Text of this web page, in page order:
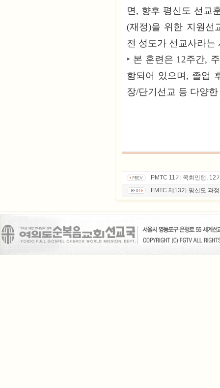
면, 향후 평신도 선교
(재정)을 위한 지원선
전 성도가 선교사라는
‣ 본 훈련은 12주간,
함되어 있으며, 졸업
장/단기선교 등 다양
PMTC 11기 목회인턴, 12
FMTC 제13기 평신도 과